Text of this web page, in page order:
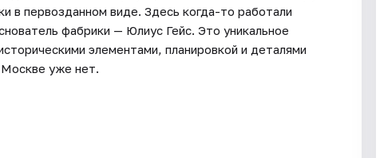
в первозданном виде. Здесь когда-то работали
фабрики — Юлиус Гейс. Это уникальное
элементами, планировкой и деталями
Москве уже нет.